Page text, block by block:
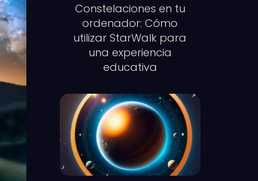
Constelaciones en tu
ordenador: Cómo
utilizar StarWalk para
una experiencia
educativa